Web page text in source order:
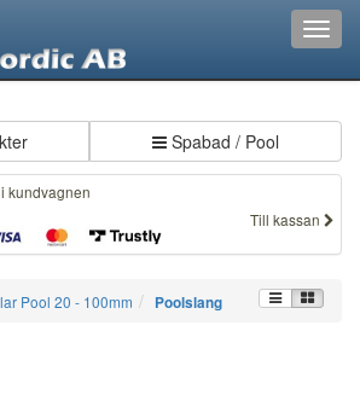
Spabad / Pool
kundvagnen
Till kassan
Pool 20 - 100mm Poolslang